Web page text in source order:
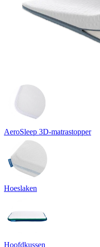
AeroSleep 3D-matrastopper
Hoeslaken
Hoofdkussen